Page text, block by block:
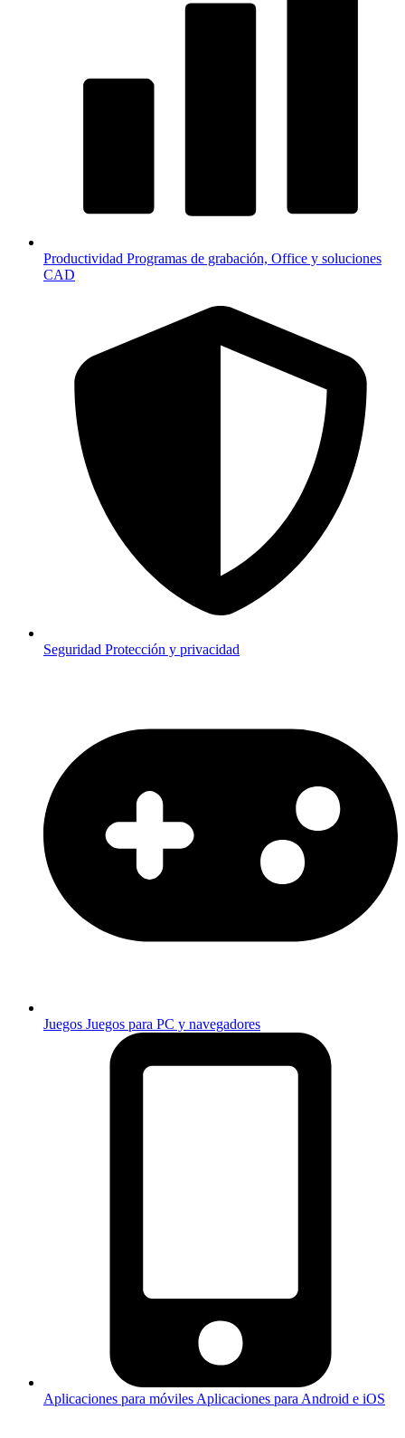
Productividad Programas de grabación, Office y soluciones
CAD
Seguridad Protección y privacidad
Juegos Juegos para PC y navegadores
Aplicaciones para móviles Aplicaciones para Android e iOS